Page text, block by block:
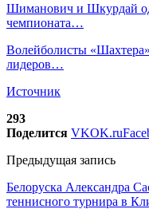
Шиманович и Шкурдай
чемпионата…
Волейболисты
лидеров…
Источник
293
Поделится VKOK.ru
Предыдущая запись
Белоруска Александра
теннисного турнира в